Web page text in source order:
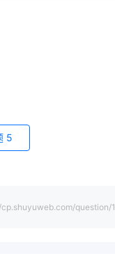
5
cp.shuyuweb.com/question/